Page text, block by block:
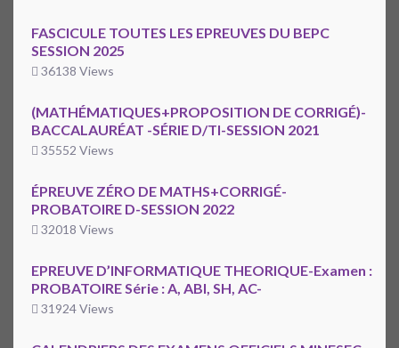
FASCICULE TOUTES LES EPREUVES DU BEPC
SESSION 2025
36138 Views
(MATHÉMATIQUES+PROPOSITION DE CORRIGÉ)-
BACCALAURÉAT -SÉRIE D/TI-SESSION 2021
35552 Views
ÉPREUVE ZÉRO DE MATHS+CORRIGÉ-
PROBATOIRE D-SESSION 2022
32018 Views
EPREUVE D’INFORMATIQUE THEORIQUE-Examen :
PROBATOIRE Série : A, ABI, SH, AC-
31924 Views